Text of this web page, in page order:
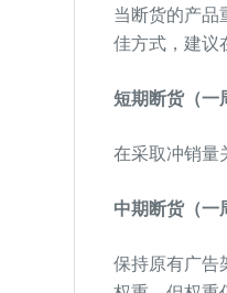
当断货的产品
佳方式，建议
短期断货（一
在采取冲销量
中期断货（一
保持原有广告